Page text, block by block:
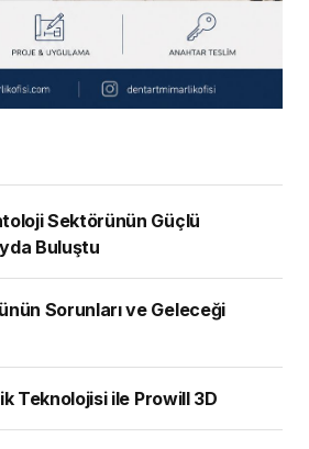
Sektörünün Güçlü
Buluştu
Sorunları ve Geleceği
Teknolojisi ile Prowill 3D